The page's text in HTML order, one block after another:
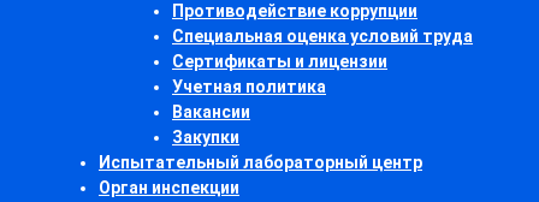
Противодействие коррупции
Специальная оценка условий труда
Сертификаты и лицензии
Учетная политика
Вакансии
Закупки
Испытательный лабораторный центр
Орган инспекции